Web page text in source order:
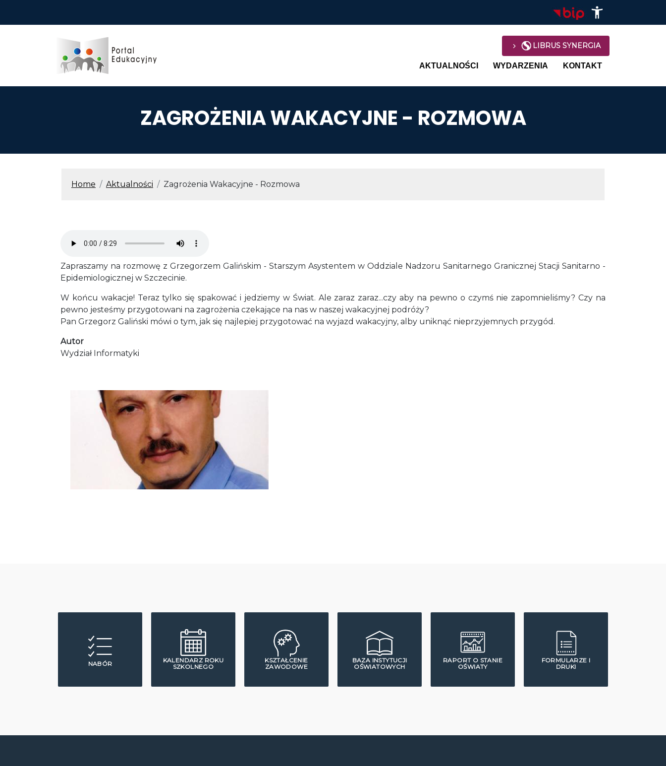
LIBRUS SYNERGIA
Main navigation
AKTUALNOŚCI WYDARZENIA KONTAKT
ZAGROŻENIA WAKACYJNE - ROZMOWA
ŚCIEŻKA NAWIGACYJNA
Home Aktualności Zagrożenia Wakacyjne - Rozmowa
Zapraszamy na rozmowę z Grzegorzem Galińskim - Starszym Asystentem w Oddziale Nadzoru Sanitarnego Granicznej Stacji Sanitarno -
Epidemiologicznej w Szczecinie.
W końcu wakacje! Teraz tylko się spakować i jedziemy w Świat. Ale zaraz zaraz...czy aby na pewno o czymś nie zapomnieliśmy? Czy na
pewno jesteśmy przygotowani na zagrożenia czekające na nas w naszej wakacyjnej podróży?
Pan Grzegorz Galiński mówi o tym, jak się najlepiej przygotować na wyjazd wakacyjny, alby uniknąć nieprzyjemnych przygód.
Autor
Wydział Informatyki
NABÓR
KALENDARZ ROKU
SZKOLNEGO
KSZTAŁCENIE
ZAWODOWE
BAZA INSTYTUCJI
OŚWIATOWYCH
RAPORT O STANIE
OŚWIATY
FORMULARZE I
DRUKI